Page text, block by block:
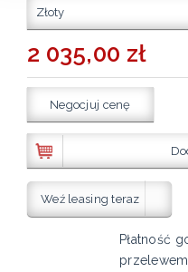
Złoty
2 035,00 zł
Negocjuj cenę
Weź leasing teraz
Płatność